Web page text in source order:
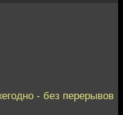
- без перерывов